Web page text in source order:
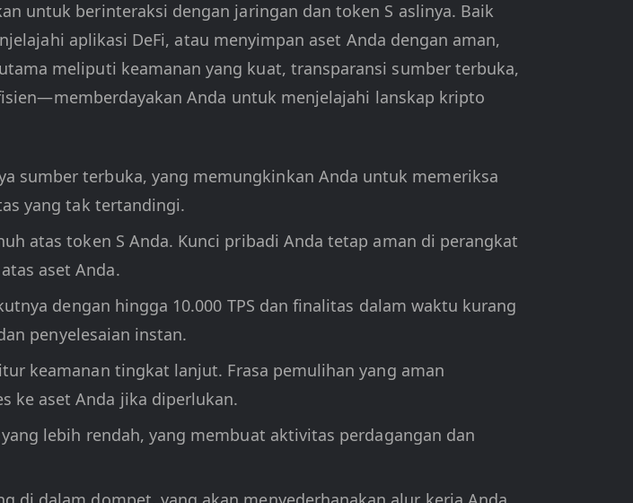
untuk berinteraksi dengan jaringan dan token S aslinya. Baik
aplikasi DeFi, atau menyimpan aset Anda dengan aman,
meliputi keamanan yang kuat, transparansi sumber terbuka,
Anda untuk menjelajahi lanskap kripto
sumber terbuka, yang memungkinkan Anda untuk memeriksa
yang tak tertandingi.
atas token S Anda. Kunci pribadi Anda tetap aman di perangkat
aset Anda.
dengan hingga 10.000 TPS dan finalitas dalam waktu kurang
penyelesaian instan.
keamanan tingkat lanjut. Frasa pemulihan yang aman
ke aset Anda jika diperlukan.
lebih rendah, yang membuat aktivitas perdagangan dan